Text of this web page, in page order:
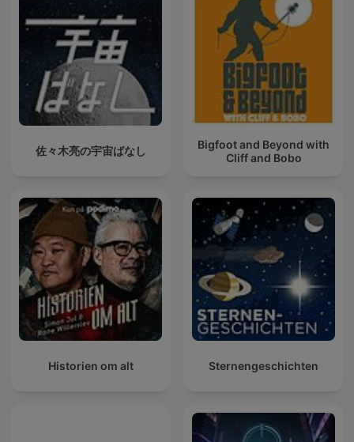
佐々木亮の宇宙ばなし
Bigfoot and Beyond with
Cliff and Bobo
Historien om alt Sternengeschichten